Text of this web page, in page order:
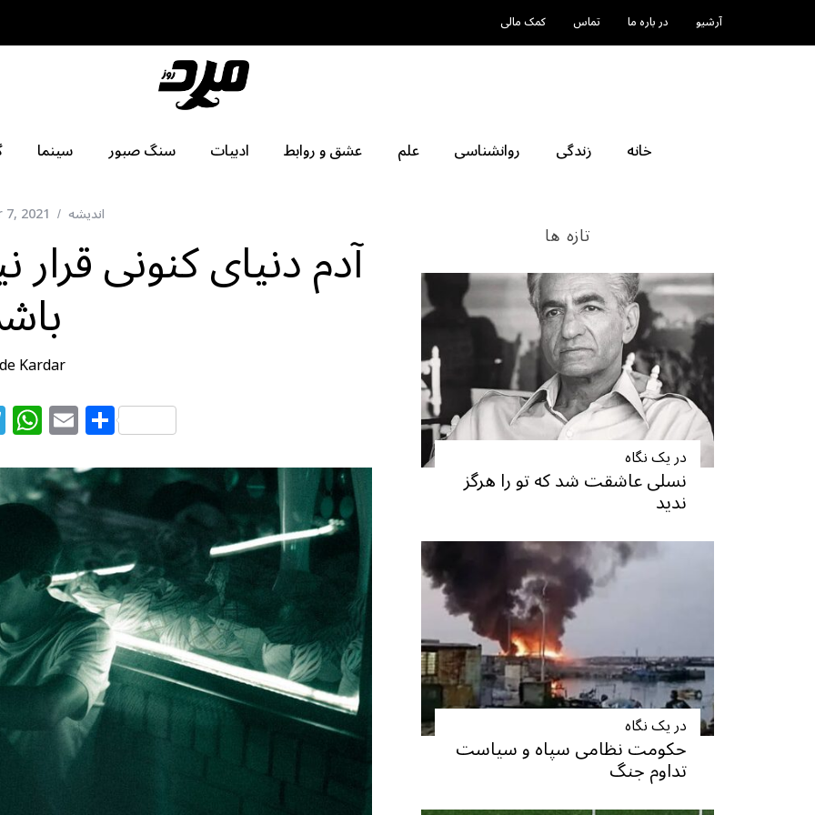
آرشیو در باره ما تماس کمک مالی
خانه زندگی روانشناسی علم عشق و روابط ادبیات سنگ صبور سینما
اندیشه 2021
آدم دنیای کنونی
Kardar
T
el
e
g
m
W
h
at
s
A
p
p
E
m
ai
l
S
h
ar
e
تازه ها
در یک نگاه
نسلی عاشقت شد که تو را هرگز
ندید
در یک نگاه
حکومت نظامی سپاه و سیاست
تداوم جنگ